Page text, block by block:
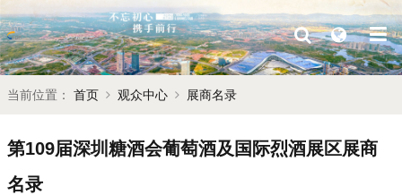
当前位置： 首页 观众中心 展商名录
第109届深圳糖酒会葡萄酒及国际烈酒展区展商
名录